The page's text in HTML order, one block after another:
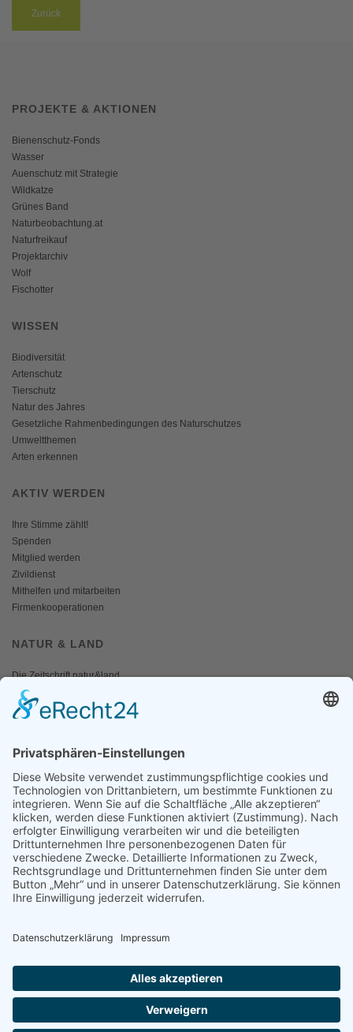
Zurück
PROJEKTE & AKTIONEN
Bienenschutz-Fonds
Wasser
Auenschutz mit Strategie
Wildkatze
Grünes Band
Naturbeobachtung.at
Naturfreikauf
Projektarchiv
Wolf
Fischotter
WISSEN
Biodiversität
Artenschutz
Tierschutz
Natur des Jahres
Gesetzliche Rahmenbedingungen des Naturschutzes
Umweltthemen
Arten erkennen
AKTIV WERDEN
Ihre Stimme zählt!
Spenden
Mitglied werden
Zivildienst
Mithelfen und mitarbeiten
Firmenkooperationen
NATUR & LAND
Die Zeitschrift natur&land
Archiv
Mediadaten
Fotos und Logos
Presseaussendungen
Presse
Presseinformationen abonnieren
ÜBER UNS
Naturschutzbund
Naturschutzjugend
Sponsoren & Partner
Impressum